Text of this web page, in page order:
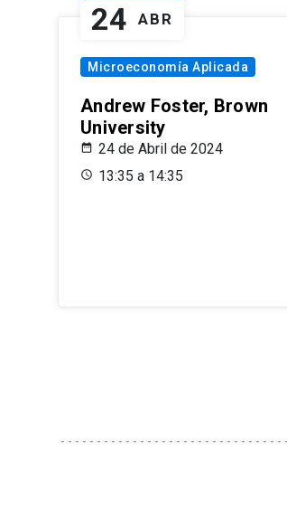
24 ABR
Microeconomía Aplicada
Andrew Foster, Brown
University
24 de Abril de 2024
13:35 a 14:35